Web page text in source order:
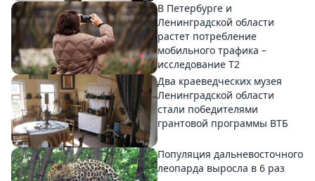
В Петербурге и
Ленинградской области
растет потребление
мобильного трафика –
исследование T2
Два краеведческих музея
Ленинградской области
стали победителями
грантовой программы ВТБ
Популяция дальневосточного
леопарда выросла в 6 раз